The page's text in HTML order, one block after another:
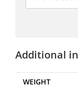
Additional
WEIGHT